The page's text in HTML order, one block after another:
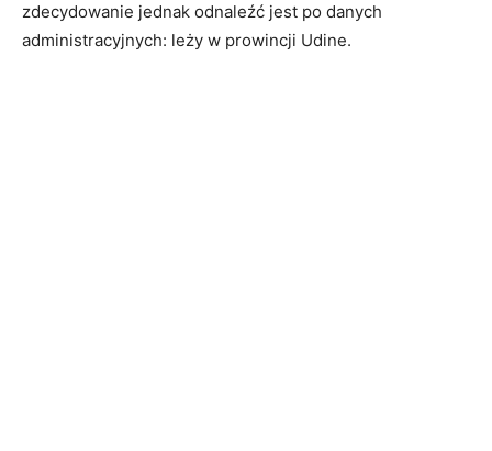
zdecydowanie jednak odnaleźć jest po danych
administracyjnych: leży w prowincji Udine.